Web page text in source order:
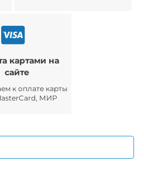
картами на
сайте
к оплате карты
МИР